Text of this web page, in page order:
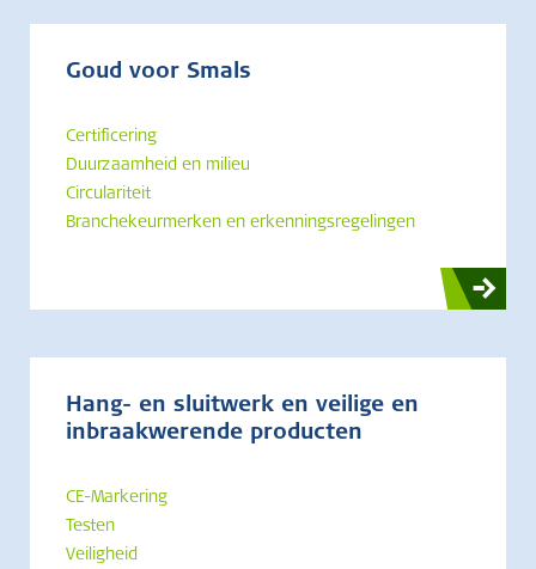
Goud voor Smals
Certificering
Duurzaamheid en milieu
Circulariteit
Branchekeurmerken en erkenningsregelingen
Hang- en sluitwerk en veilige en
inbraakwerende producten
CE-Markering
Testen
Veiligheid